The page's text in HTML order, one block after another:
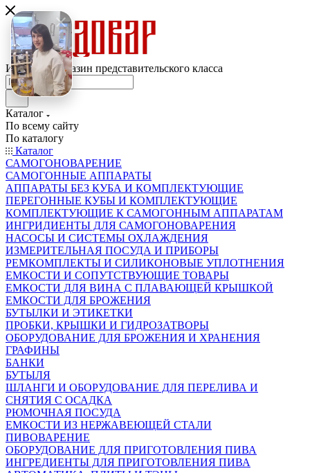
Интернет-магазин представительского класса
Каталог
По всему сайту
По каталогу
Каталог
САМОГОНОВАРЕНИЕ
САМОГОННЫЕ АППАРАТЫ
АППАРАТЫ БЕЗ КУБА И КОМПЛЕКТУЮЩИЕ
ПЕРЕГОННЫЕ КУБЫ И КОМПЛЕКТУЮЩИЕ
КОМПЛЕКТУЮЩИЕ К САМОГОННЫМ АППАРАТАМ
ИНГРИДИЕНТЫ ДЛЯ САМОГОНОВАРЕНИЯ
НАСОСЫ И СИСТЕМЫ ОХЛАЖДЕНИЯ
ИЗМЕРИТЕЛЬНАЯ ПОСУДА И ПРИБОРЫ
РЕМКОМПЛЕКТЫ И СИЛИКОНОВЫЕ УПЛОТНЕНИЯ
ЕМКОСТИ И СОПУТСТВУЮЩИЕ ТОВАРЫ
ЕМКОСТИ ДЛЯ ВИНА С ПЛАВАЮЩЕЙ КРЫШКОЙ
ЕМКОСТИ ДЛЯ БРОЖЕНИЯ
БУТЫЛКИ И ЭТИКЕТКИ
ПРОБКИ, КРЫШКИ И ГИДРОЗАТВОРЫ
ОБОРУДОВАНИЕ ДЛЯ БРОЖЕНИЯ И ХРАНЕНИЯ
ГРАФИНЫ
БАНКИ
БУТЫЛЯ
ШЛАНГИ И ОБОРУДОВАНИЕ ДЛЯ ПЕРЕЛИВА И
СНЯТИЯ С ОСАДКА
РЮМОЧНАЯ ПОСУДА
ЕМКОСТИ ИЗ НЕРЖАВЕЮЩЕЙ СТАЛИ
ПИВОВАРЕНИЕ
ОБОРУДОВАНИЕ ДЛЯ ПРИГОТОВЛЕНИЯ ПИВА
ИНГPЕДИЕНТЫ ДЛЯ ПРИГОТОВЛЕНИЯ ПИВА